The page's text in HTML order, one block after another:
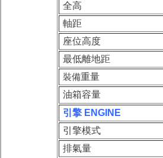
全高
軸距
座位高度
最低離地距
裝備重量
油箱容量
引擎 ENGINE
引擎模式
排氣量